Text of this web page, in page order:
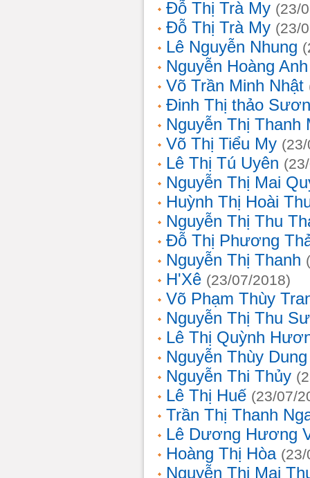
Đỗ Thị Trà My (23/
Đỗ Thị Trà My (23/
Lê Nguyễn Nhung
Nguyễn Hoàng Anh
Võ Trần Minh Nhật
Đinh Thị thảo
Nguyễn Thị Thanh
Võ Thị Tiểu My
Lê Thị Tú Uyên
Nguyễn Thị Mai
Huỳnh Thị Hoài
Nguyễn Thị Thu
Đỗ Thị Phương
Nguyễn Thị Thanh
H'Xê (23/07/2018)
Võ Phạm Thùy
Nguyễn Thị Thu
Lê Thị Quỳnh
Nguyễn Thùy Dung
Nguyễn Thi Thủy
Lê Thị Huế (23/07/
Trần Thị Thanh
Lê Dương Hương
Hoàng Thị Hòa
Nguyễn Thị Mai